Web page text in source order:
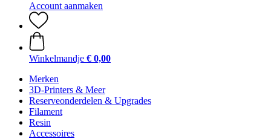
Account aanmaken
Winkelmandje € 0,00
Merken
3D-Printers & Meer
Reserveonderdelen & Upgrades
Filament
Resin
Accessoires